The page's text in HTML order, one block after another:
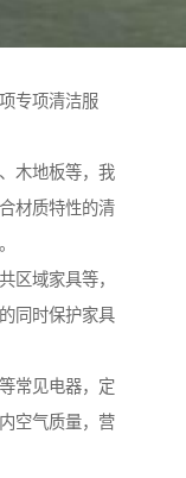
专项清洁服
木地板等，我
材质特性的清
区域家具等，
同时保护家具
常见电器，定
空气质量，营